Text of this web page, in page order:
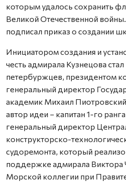
которым удалось сохранить
Великой Отечественной
подписал приказ о создании
Инициатором создания и
честь адмирала Кузнецова
петербуржцев, президентом
генеральный директор
академик Михаил
автор идеи – капитан 1-го
генеральный директор
конструкторско-
судоремонта, который
поддержке адмирала Виктора
Морской коллегии при